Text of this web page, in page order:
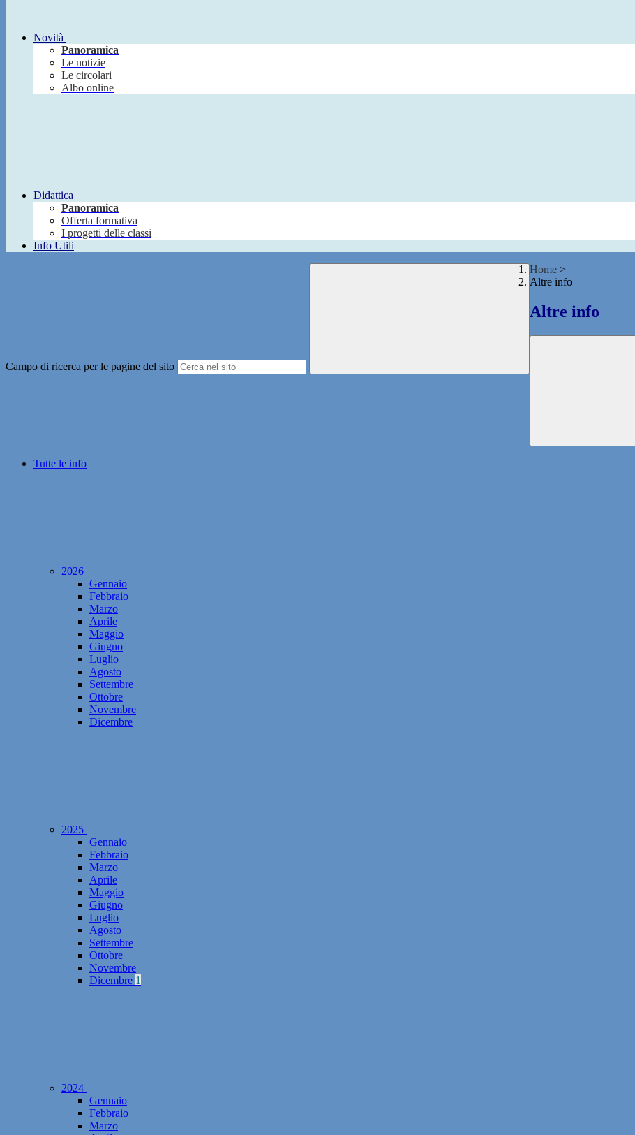
Novità
Panoramica
Le notizie
Le circolari
Albo online
Didattica
Panoramica
Offerta formativa
I progetti delle classi
Info Utili
Campo di ricerca per le pagine del sito
Home >
Altre info
Altre info
Tutte le info
2026
Gennaio
Febbraio
Marzo
Aprile
Maggio
Giugno
Luglio
Agosto
Settembre
Ottobre
Novembre
Dicembre
2025
Gennaio
Febbraio
Marzo
Aprile
Maggio
Giugno
Luglio
Agosto
Settembre
Ottobre
Novembre
Dicembre 1
2024
Gennaio
Febbraio
Marzo